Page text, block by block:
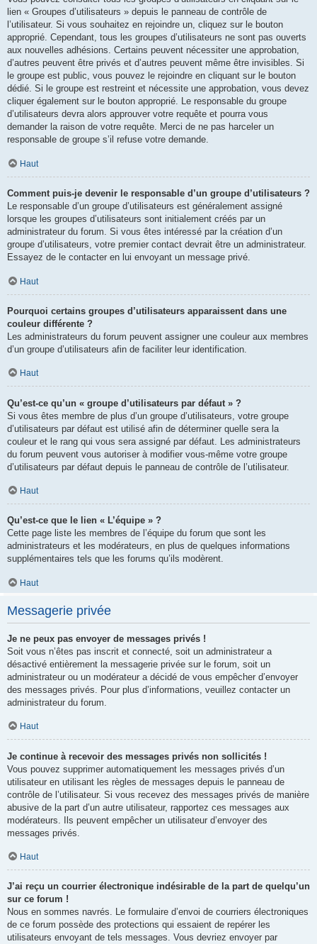
lien « Groupes d’utilisateurs » depuis le panneau de contrôle de
l’utilisateur. Si vous souhaitez en rejoindre un, cliquez sur le bouton
approprié. Cependant, tous les groupes d’utilisateurs ne sont pas ouverts
aux nouvelles adhésions. Certains peuvent nécessiter une approbation,
d’autres peuvent être privés et d’autres peuvent même être invisibles. Si
le groupe est public, vous pouvez le rejoindre en cliquant sur le bouton
dédié. Si le groupe est restreint et nécessite une approbation, vous devez
cliquer également sur le bouton approprié. Le responsable du groupe
d’utilisateurs devra alors approuver votre requête et pourra vous
demander la raison de votre requête. Merci de ne pas harceler un
responsable de groupe s’il refuse votre demande.
Haut
Comment puis-je devenir le responsable d’un groupe d’utilisateurs ?
Le responsable d’un groupe d’utilisateurs est généralement assigné
lorsque les groupes d’utilisateurs sont initialement créés par un
administrateur du forum. Si vous êtes intéressé par la création d’un
groupe d’utilisateurs, votre premier contact devrait être un administrateur.
Essayez de le contacter en lui envoyant un message privé.
Haut
Pourquoi certains groupes d’utilisateurs apparaissent dans une
couleur différente ?
Les administrateurs du forum peuvent assigner une couleur aux membres
d’un groupe d’utilisateurs afin de faciliter leur identification.
Haut
Qu’est-ce qu’un « groupe d’utilisateurs par défaut » ?
Si vous êtes membre de plus d’un groupe d’utilisateurs, votre groupe
d’utilisateurs par défaut est utilisé afin de déterminer quelle sera la
couleur et le rang qui vous sera assigné par défaut. Les administrateurs
du forum peuvent vous autoriser à modifier vous-même votre groupe
d’utilisateurs par défaut depuis le panneau de contrôle de l’utilisateur.
Haut
Qu’est-ce que le lien « L’équipe » ?
Cette page liste les membres de l’équipe du forum que sont les
administrateurs et les modérateurs, en plus de quelques informations
supplémentaires tels que les forums qu’ils modèrent.
Haut
Messagerie privée
Je ne peux pas envoyer de messages privés !
Soit vous n’êtes pas inscrit et connecté, soit un administrateur a
désactivé entièrement la messagerie privée sur le forum, soit un
administrateur ou un modérateur a décidé de vous empêcher d’envoyer
des messages privés. Pour plus d’informations, veuillez contacter un
administrateur du forum.
Haut
Je continue à recevoir des messages privés non sollicités !
Vous pouvez supprimer automatiquement les messages privés d’un
utilisateur en utilisant les règles de messages depuis le panneau de
contrôle de l’utilisateur. Si vous recevez des messages privés de manière
abusive de la part d’un autre utilisateur, rapportez ces messages aux
modérateurs. Ils peuvent empêcher un utilisateur d’envoyer des
messages privés.
Haut
J’ai reçu un courrier électronique indésirable de la part de quelqu’un
sur ce forum !
Nous en sommes navrés. Le formulaire d’envoi de courriers électroniques
de ce forum possède des protections qui essaient de repérer les
utilisateurs envoyant de tels messages. Vous devriez envoyer par